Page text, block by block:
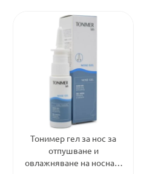
Тонимер гел за нос за
отпушване и
овлажняване на носната